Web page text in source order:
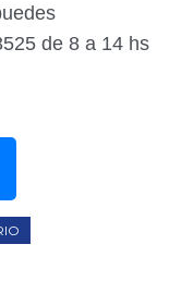
de 8 a 14 hs